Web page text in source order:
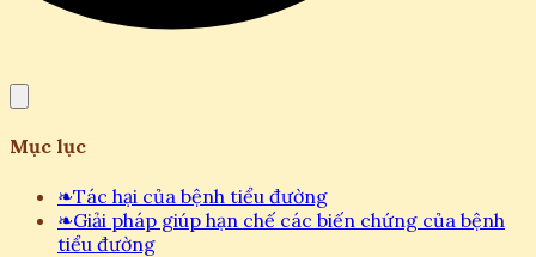
Mục lục
❧Tác hại của bệnh tiểu đường
❧Giải pháp giúp hạn chế các biến chứng của bệnh
tiểu đường